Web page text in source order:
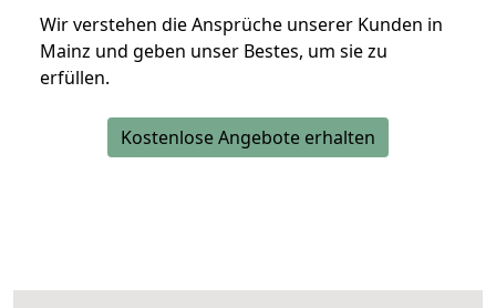
Wir verstehen die Ansprüche unserer Kunden in
Mainz und geben unser Bestes, um sie zu
erfüllen.
Kostenlose Angebote erhalten